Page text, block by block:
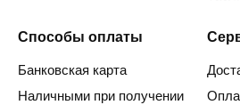
Способы оплаты
Банковская карта
Наличными при получении